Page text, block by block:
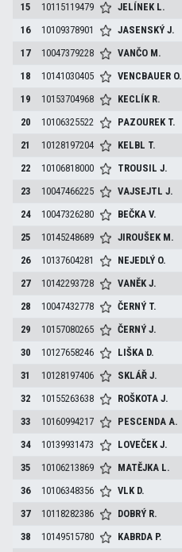
15
10115119479 JELÍNEK L.
16
10109378901 JASENSKÝJ.
17
10047379228 VANČO M.
18
10141030405 VENCBAUER O.
19
10153704968 KECLÍK R.
20
10106325522 PAZOUREK T.
21
10128197204 KELBL T.
22
10106818000 TROUSILJ.
23
10047466225 VAJSEJTLJ.
24
10047326280 BEČKAV.
25
10145248689 JIROUŠEK M.
26
10137604281 NEJEDLÝ O.
27
10142293728 VANĚKJ.
28
10047432778 ČERNÝ T.
29
10157080265 ČERNÝJ.
30
10127658246 LIŠKA D.
31
10128197406 SKLÁŘJ.
32
10155263638 ROŠKOTAJ.
33
10160994217 PESCENDAA.
34
10139931473 LOVEČEKJ.
35
10106213869 MATĚJKA L.
36
10106348356 VLK D.
37
10118282386 DOBRÝ R.
38
10149515780 KABRDA P.